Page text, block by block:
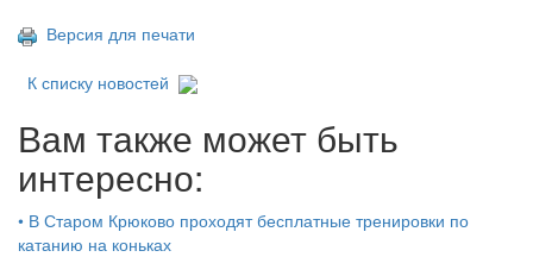
Версия для печати
К списку новостей
Вам также может быть
интересно:
• В Старом Крюково проходят бесплатные тренировки по
катанию на коньках